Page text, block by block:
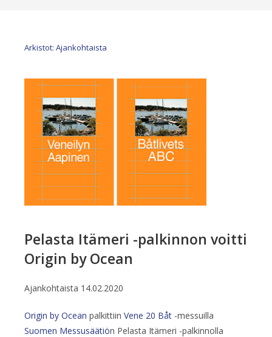
Arkistot: Ajankohtaista
Pelasta Itämeri -palkinnon voitti
Origin by Ocean
Ajankohtaista 14.02.2020
Origin by Ocean palkittiin Vene 20 Båt -messuilla
Suomen Messusäätiön Pelasta Itämeri -palkinnolla